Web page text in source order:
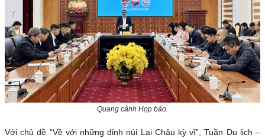
Quang cảnh Họp báo.
Với chủ đề “Về với những đỉnh núi Lai Châu kỳ vĩ”, Tuần Du lịch –